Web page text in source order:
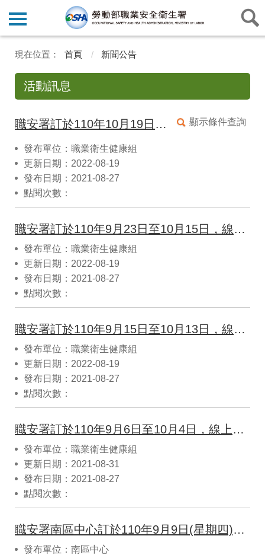
首頁 新聞公告
活動訊息
顯示條件查詢
職安署訂於110年10月19日，辦理線上「化學品源頭廠商危害資訊管理宣導說明會」，名額有限，敬請及早報名。
發布單位：職業衛生健康組
更新日期：2022-08-19
發布日期：2021-08-27
點閱次數：
職安署訂於110年9月23日至10月15日，線上辦理「危害性化學品危害分類、標示與通識措施說明會」，名額有限，敬請及早報名。
發布單位：職業衛生健康組
更新日期：2022-08-19
發布日期：2021-08-27
點閱次數：
職安署訂於110年9月15日至10月13日，線上辦理「安全資料表查核實務研習」，名額有限，敬請及早報名。
發布單位：職業衛生健康組
更新日期：2022-08-19
發布日期：2021-08-27
點閱次數：
職安署訂於110年9月6日至10月4日，線上辦理110年度「危害性化學品分級管理說明會」，名額有限，敬請及早報名。
發布單位：職業衛生健康組
更新日期：2021-08-31
發布日期：2021-08-27
點閱次數：
職安署南區中心訂於110年9月9日(星期四)9時0分至16時0分假澎湖元泰大飯店(澎湖縣馬公市東文里新店路477號) (地下一樓會議室)辦理「110年營造業相關職業工會會員安全衛生教育訓練」,歡迎報名參加
發布單位：南區中心